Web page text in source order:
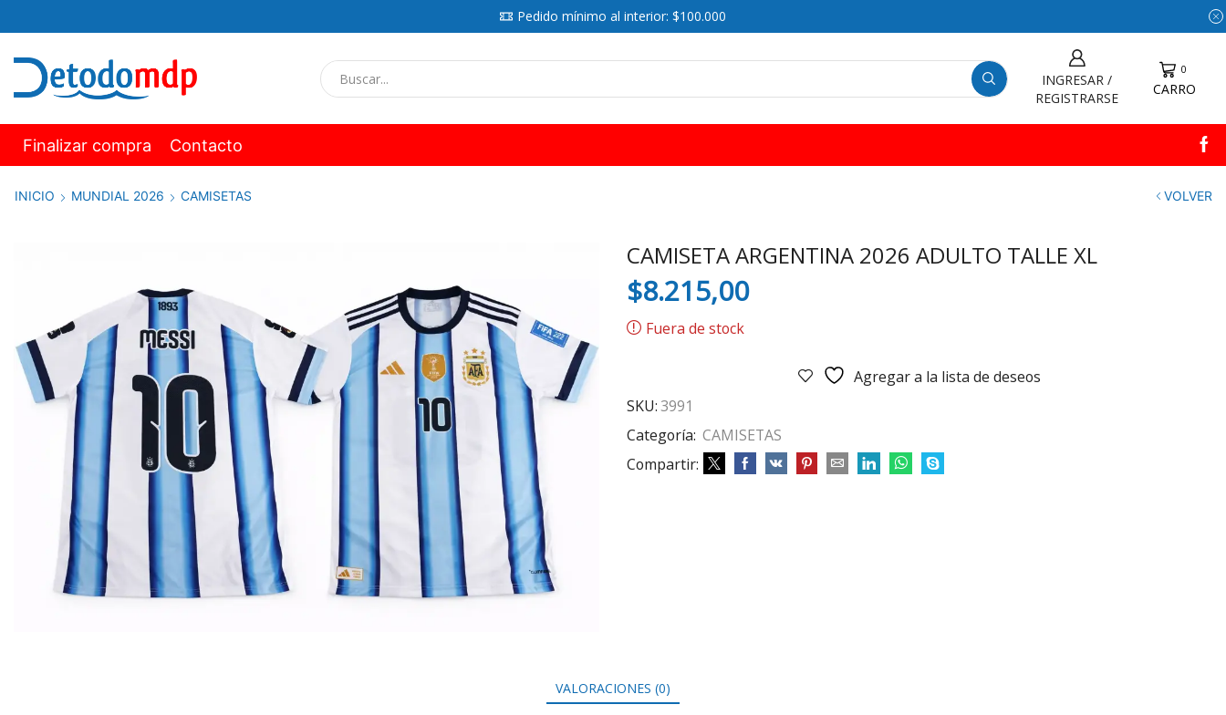
Pedido mínimo al interior: $100.000
INGRESAR /
REGISTRARSE
0
CARRO
Finalizar compra Contacto
INICIO MUNDIAL 2026 CAMISETAS VOLVER
CAMISETA ARGENTINA 2026 ADULTO TALLE XL
$8.215,00
Fuera de stock
Agregar a la lista de deseos
SKU:3991
Categoría: CAMISETAS
Compartir:
VALORACIONES (0)